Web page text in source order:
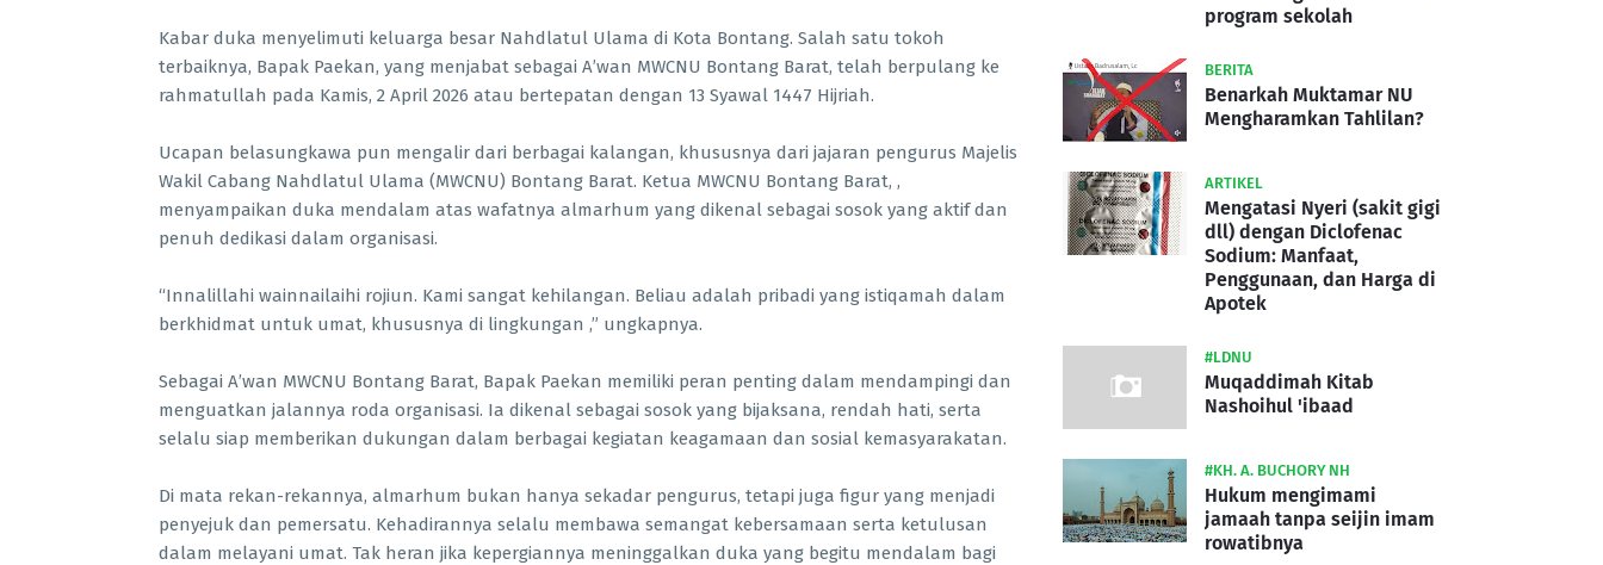
Kabar duka menyelimuti keluarga besar Nahdlatul Ulama di Kota Bontang. Salah satu tokoh
terbaiknya, Bapak Paekan, yang menjabat sebagai A’wan MWCNU Bontang Barat, telah berpulang ke
rahmatullah pada Kamis, 2 April 2026 atau bertepatan dengan 13 Syawal 1447 Hijriah.
Ucapan belasungkawa pun mengalir dari berbagai kalangan, khususnya dari jajaran pengurus Majelis
Wakil Cabang Nahdlatul Ulama (MWCNU) Bontang Barat. Ketua MWCNU Bontang Barat, ,
menyampaikan duka mendalam atas wafatnya almarhum yang dikenal sebagai sosok yang aktif dan
penuh dedikasi dalam organisasi.
“Innalillahi wainnailaihi rojiun. Kami sangat kehilangan. Beliau adalah pribadi yang istiqamah dalam
berkhidmat untuk umat, khususnya di lingkungan ,” ungkapnya.
Sebagai A’wan MWCNU Bontang Barat, Bapak Paekan memiliki peran penting dalam mendampingi dan
menguatkan jalannya roda organisasi. Ia dikenal sebagai sosok yang bijaksana, rendah hati, serta
selalu siap memberikan dukungan dalam berbagai kegiatan keagamaan dan sosial kemasyarakatan.
Di mata rekan-rekannya, almarhum bukan hanya sekadar pengurus, tetapi juga figur yang menjadi
penyejuk dan pemersatu. Kehadirannya selalu membawa semangat kebersamaan serta ketulusan
dalam melayani umat. Tak heran jika kepergiannya meninggalkan duka yang begitu mendalam bagi
program sekolah
BERITA
Benarkah Muktamar NU
Mengharamkan Tahlilan?
ARTIKEL
Mengatasi Nyeri (sakit gigi
dll) dengan Diclofenac
Sodium: Manfaat,
Penggunaan, dan Harga di
Apotek
#LDNU
Muqaddimah Kitab
Nashoihul 'ibaad
#KH. A. BUCHORY NH
Hukum mengimami
jamaah tanpa seijin imam
rowatibnya